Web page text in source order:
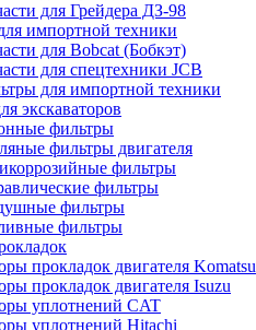
для Грейдера ДЗ-98
импортной техники
для Bobcat (Бобкэт)
для спецтехники JCB
для импортной техники
экскаваторов
фильтры
фильтры двигателя
фильтры
фильтры
фильтры
фильтры
прокладок двигателя Komatsu
прокладок двигателя Isuzu
уплотнений CAT
уплотнений Hitachi